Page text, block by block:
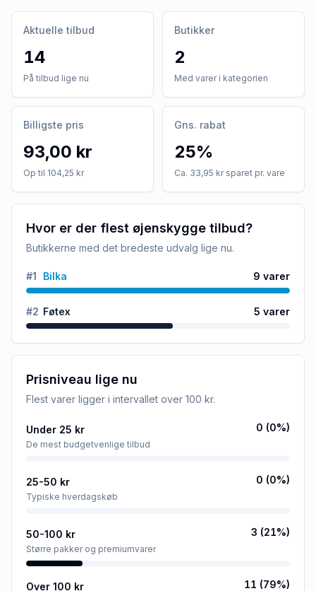
Aktuelle tilbud
14
På tilbud lige nu
Butikker
2
Med varer i kategorien
Billigste pris
93,00 kr
Op til 104,25 kr
Gns. rabat
25%
Ca. 33,95 kr sparet pr. vare
Hvor er der flest øjenskygge tilbud?
Butikkerne med det bredeste udvalg lige nu.
#1 Bilka 9 varer
#2 Føtex 5 varer
Prisniveau lige nu
Flest varer ligger i intervallet over 100 kr.
Under 25 kr
De mest budgetvenlige tilbud
0 (0%)
25-50 kr
Typiske hverdagskøb
0 (0%)
50-100 kr
Større pakker og premiumvarer
3 (21%)
Over 100 kr 11 (79%)